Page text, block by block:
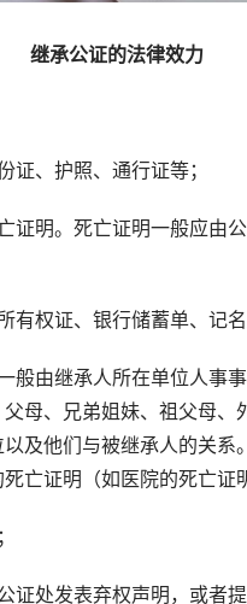
继承公证的法律效力
、护照、通行证等；
。死亡证明一般应由公
权证、银行储蓄单、记名
继承人所在单位人事事
母、兄弟姐妹、祖父母、
及他们与被继承人的关系
亡证明（如医院的死亡证
发表弃权声明，或者提